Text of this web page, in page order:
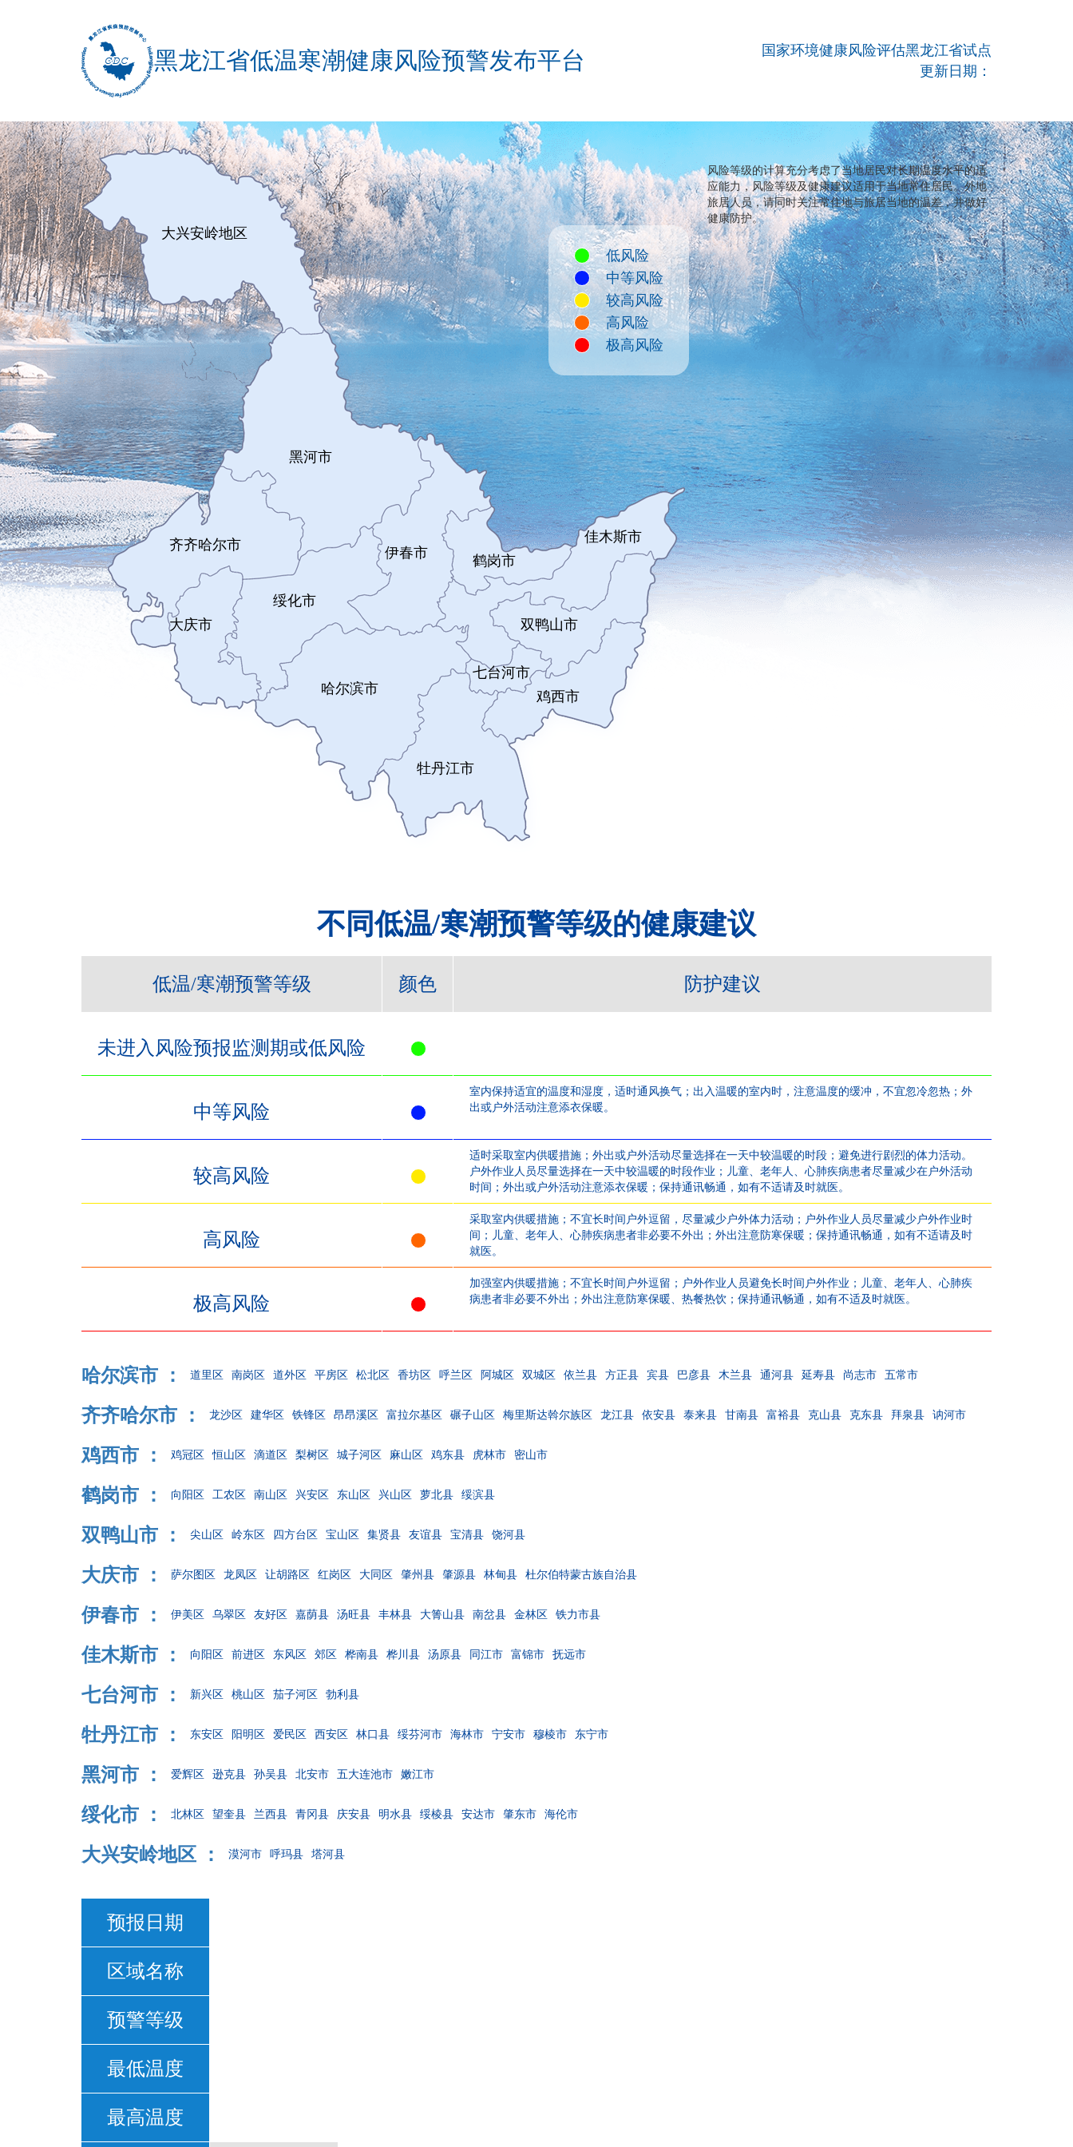
黑龙江省低温寒潮健康风险预警发布平台
国家环境健康风险评估黑龙江省试点
更新日期：
大兴安岭地区
黑河市
齐齐哈尔市
大庆市
绥化市
哈尔滨市
伊春市 鹤岗市
佳木斯市
双鸭山市
七台河市
鸡西市
牡丹江市
低风险
中等风险
较高风险
高风险
极高风险
风险等级的计算充分考虑了当地居民对长期温度水平的适
应能力，风险等级及健康建议适用于当地常住居民。外地
旅居人员，请同时关注常住地与旅居当地的温差，并做好
健康防护。
不同低温/寒潮预警等级的健康建议
低温/寒潮预警等级
未进入风险预报监测期或低风险
中等风险
较高风险
高风险
极高风险
颜色 防护建议
室内保持适宜的温度和湿度，适时通风换气；出入温暖的室内时，注意温度的缓冲，不宜忽冷忽热；外
出或户外活动注意添衣保暖。
适时采取室内供暖措施；外出或户外活动尽量选择在一天中较温暖的时段；避免进行剧烈的体力活动。
户外作业人员尽量选择在一天中较温暖的时段作业；儿童、老年人、心肺疾病患者尽量减少在户外活动
时间；外出或户外活动注意添衣保暖；保持通讯畅通，如有不适请及时就医。
采取室内供暖措施；不宜长时间户外逗留，尽量减少户外体力活动；户外作业人员尽量减少户外作业时
间；儿童、老年人、心肺疾病患者非必要不外出；外出注意防寒保暖；保持通讯畅通，如有不适请及时
就医。
加强室内供暖措施；不宜长时间户外逗留；户外作业人员避免长时间户外作业；儿童、老年人、心肺疾
病患者非必要不外出；外出注意防寒保暖、热餐热饮；保持通讯畅通，如有不适及时就医。
哈尔滨市 ： 道里区 南岗区 道外区 平房区 松北区 香坊区 呼兰区 阿城区 双城区 依兰县 方正县 宾县 巴彦县 木兰县 通河县 延寿县 尚志市 五常市
齐齐哈尔市 ： 龙沙区 建华区 铁锋区 昂昂溪区 富拉尔基区 碾子山区 梅里斯达斡尔族区 龙江县 依安县 泰来县 甘南县 富裕县 克山县 克东县 拜泉县 讷河市
鸡西市 ： 鸡冠区 恒山区 滴道区 梨树区 城子河区 麻山区 鸡东县 虎林市 密山市
鹤岗市 ： 向阳区 工农区 南山区 兴安区 东山区 兴山区 萝北县 绥滨县
双鸭山市 ： 尖山区 岭东区 四方台区 宝山区 集贤县 友谊县 宝清县 饶河县
大庆市 ： 萨尔图区 龙凤区 让胡路区 红岗区 大同区 肇州县 肇源县 林甸县 杜尔伯特蒙古族自治县
伊春市 ： 伊美区 乌翠区 友好区 嘉荫县 汤旺县 丰林县 大箐山县 南岔县 金林区 铁力市县
佳木斯市 ： 向阳区 前进区 东风区 郊区 桦南县 桦川县 汤原县 同江市 富锦市 抚远市
七台河市 ： 新兴区 桃山区 茄子河区 勃利县
牡丹江市 ： 东安区 阳明区 爱民区 西安区 林口县 绥芬河市 海林市 宁安市 穆棱市 东宁市
黑河市 ： 爱辉区 逊克县 孙吴县 北安市 五大连池市 嫩江市
绥化市 ： 北林区 望奎县 兰西县 青冈县 庆安县 明水县 绥棱县 安达市 肇东市 海伦市
大兴安岭地区 ： 漠河市 呼玛县 塔河县
预报日期
区域名称
预警等级
最低温度
最高温度